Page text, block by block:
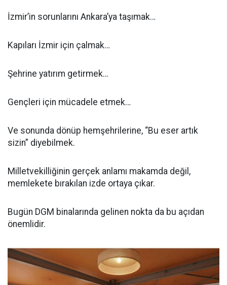
İzmir’in sorunlarını Ankara’ya taşımak…
Kapıları İzmir için çalmak…
Şehrine yatırım getirmek…
Gençleri için mücadele etmek…
Ve sonunda dönüp hemşehrilerine, “Bu eser artık
sizin” diyebilmek.
Milletvekilliğinin gerçek anlamı makamda değil,
memlekete bırakılan izde ortaya çıkar.
Bugün DGM binalarında gelinen nokta da bu açıdan
önemlidir.